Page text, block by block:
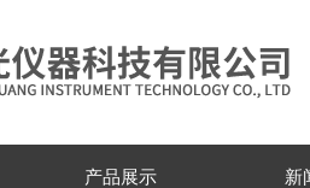
产品展示 新